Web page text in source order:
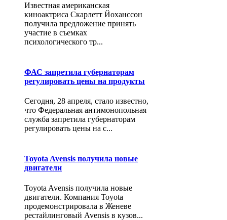
Известная американская
киноактриса Скарлетт Йоханссон
получила предложение принять
участие в съемках
психологического тр...
ФАС запретила губернаторам
регулировать цены на продукты
Сегодня, 28 апреля, стало известно,
что Федеральная антимонопольная
служба запретила губернаторам
регулировать цены на с...
Toyota Avensis получила новые
двигатели
Toyota Avensis получила новые
двигатели. Компания Toyota
продемонстрировала в Женеве
рестайлинговый Avensis в кузов...